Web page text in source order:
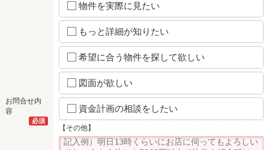
お問合せ内
容
必須
物件を実際に見たい
もっと詳細が知りたい
希望に合う物件を探して欲しい
図面が欲しい
資金計画の相談をしたい
【その他】